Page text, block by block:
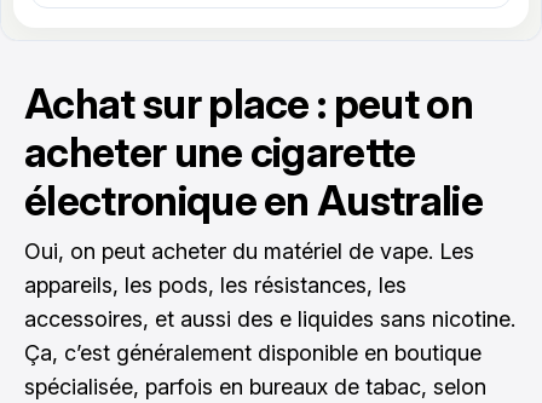
Achat sur place : peut on
acheter une cigarette
électronique en Australie
Oui, on peut acheter du matériel de vape. Les
appareils, les pods, les résistances, les
accessoires, et aussi des e liquides sans nicotine.
Ça, c’est généralement disponible en boutique
spécialisée, parfois en bureaux de tabac, selon